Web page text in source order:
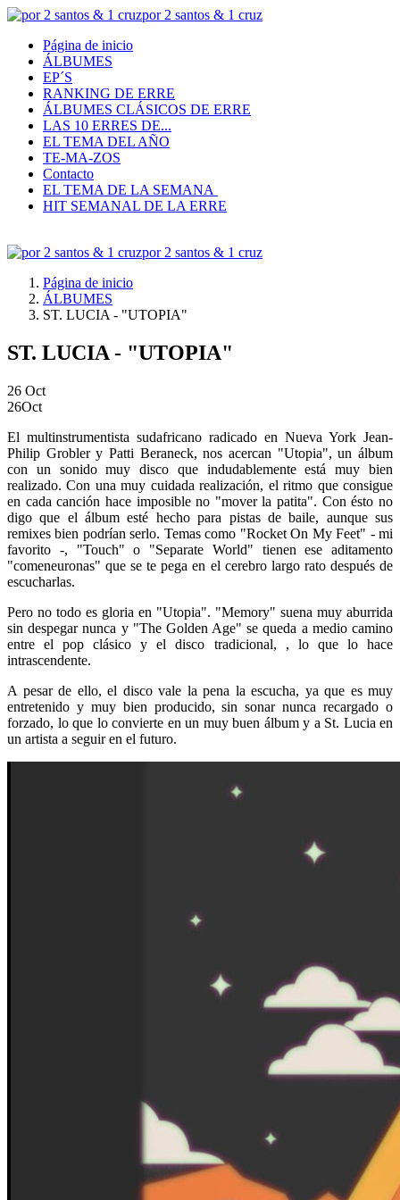
por 2 santos & 1 cruz
Página de inicio
ÁLBUMES
EP´S
RANKING DE ERRE
ÁLBUMES CLÁSICOS DE ERRE
LAS 10 ERRES DE...
EL TEMA DEL AÑO
TE-MA-ZOS
Contacto
EL TEMA DE LA SEMANA
HIT SEMANAL DE LA ERRE
por 2 santos & 1 cruz
Página de inicio
ÁLBUMES
ST. LUCIA - "UTOPIA"
ST. LUCIA - "UTOPIA"
26 Oct
26Oct
El multinstrumentista sudafricano radicado en Nueva York Jean-
Philip Grobler y Patti Beraneck, nos acercan "Utopia", un álbum
con un sonido muy disco que indudablemente está muy bien
realizado. Con una muy cuidada realización, el ritmo que consigue
en cada canción hace imposible no "mover la patita". Con ésto no
digo que el álbum esté hecho para pistas de baile, aunque sus
remixes bien podrían serlo. Temas como "Rocket On My Feet" - mi
favorito -, "Touch" o "Separate World" tienen ese aditamento
"comeneuronas" que se te pega en el cerebro largo rato después de
escucharlas.
Pero no todo es gloria en "Utopia". "Memory" suena muy aburrida
sin despegar nunca y "The Golden Age" se queda a medio camino
entre el pop clásico y el disco tradicional, , lo que lo hace
intrascendente.
A pesar de ello, el disco vale la pena la escucha, ya que es muy
entretenido y muy bien producido, sin sonar nunca recargado o
forzado, lo que lo convierte en un muy buen álbum y a St. Lucia en
un artista a seguir en el futuro.